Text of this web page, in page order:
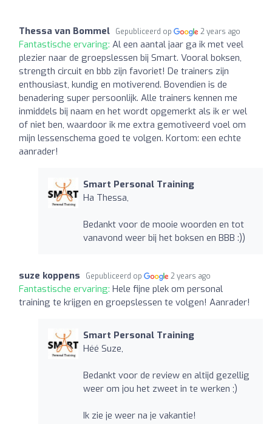
Thessa van Bommel Gepubliceerd op 2 years ago
Fantastische ervaring: Al een aantal jaar ga ik met veel
plezier naar de groepslessen bij Smart. Vooral boksen,
strength circuit en bbb zijn favoriet! De trainers zijn
enthousiast, kundig en motiverend. Bovendien is de
benadering super persoonlijk. Alle trainers kennen me
inmiddels bij naam en het wordt opgemerkt als ik er wel
of niet ben, waardoor ik me extra gemotiveerd voel om
mijn lessenschema goed te volgen. Kortom: een echte
aanrader!
Smart Personal Training
Ha Thessa,
Bedankt voor de mooie woorden en tot
vanavond weer bij het boksen en BBB :))
suze koppens Gepubliceerd op 2 years ago
Fantastische ervaring: Hele fijne plek om personal
training te krijgen en groepslessen te volgen! Aanrader!
Smart Personal Training
Héé Suze,
Bedankt voor de review en altijd gezellig
weer om jou het zweet in te werken ;)
Ik zie je weer na je vakantie!